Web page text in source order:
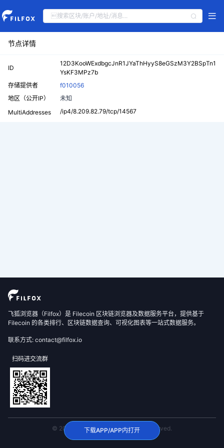
节点详情
ID
12D3KooWExdbgcJnR1JYaThHyyS8eGSzM3Y2BSpTn1
YsKF3MPz7b
存储提供者
f010056
地区（公开IP）
未知
MultiAddresses
/ip4/8.209.82.79/tcp/14567
飞狐浏览器（Filfox）是 Filecoin 区块链浏览器及数据服务平台，提供基于
Filecoin 的各类排行、区块链数据查询、可视化图表等一站式数据服务。
联系方式: contact@filfox.io
扫码进交流群
© 2020 FilFox Project. All Rights Reserved.
下载APP/APP内打开